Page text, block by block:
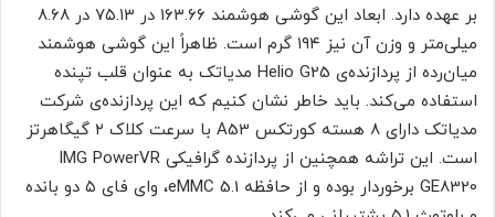
بر عهده دارد. ابعاد این گوشی هوشمند ۱۶۳.۶۶ در ۷۵.۱۳ در ۸.۶۸
میلی‌متر و وزن آن نیز ۱۹۴ گرم است. ظاهراً این گوشی هوشمند
میان‌رده از پردازنده‌ی Helio G25 مدیاتک به عنوان قلب تپنده
استفاده می‌کند. باید خاطر نشان کنیم که این پردازنده‌ی شرکت
مدیاتک دارای ۸ هسته کورتکس A53 با سرعت کلاک ۲ گیگاهرتز
است. این تراشه همچنین از پردازنده گرافیکی IMG PowerVR
GE8320 برخوردار بوده و از حافظه eMMC 5.1، وای فای ۵ دو بانده